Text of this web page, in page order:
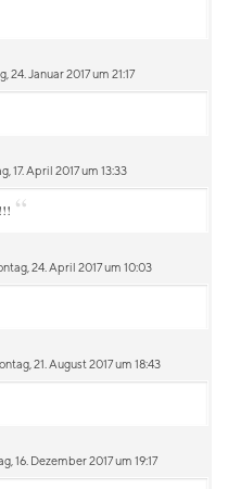
24. Januar 2017 um 21:17
17. April 2017 um 13:33
“
24. April 2017 um 10:03
21. August 2017 um 18:43
16. Dezember 2017 um 19:17